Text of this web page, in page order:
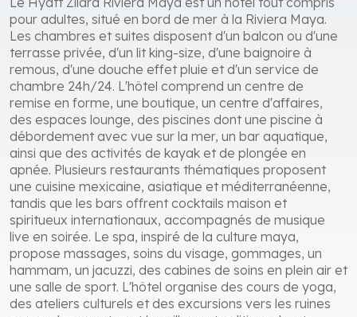
Le Hyatt Zilara Riviera Maya est un hôtel tout compris
pour adultes, situé en bord de mer à la Riviera Maya.
Les chambres et suites disposent d'un balcon ou d'une
terrasse privée, d'un lit king-size, d'une baignoire à
remous, d'une douche effet pluie et d'un service de
chambre 24h/24. L'hôtel comprend un centre de
remise en forme, une boutique, un centre d'affaires,
des espaces lounge, des piscines dont une piscine à
débordement avec vue sur la mer, un bar aquatique,
ainsi que des activités de kayak et de plongée en
apnée. Plusieurs restaurants thématiques proposent
une cuisine mexicaine, asiatique et méditerranéenne,
tandis que les bars offrent cocktails maison et
spiritueux internationaux, accompagnés de musique
live en soirée. Le spa, inspiré de la culture maya,
propose massages, soins du visage, gommages, un
hammam, un jacuzzi, des cabines de soins en plein air et
une salle de sport. L'hôtel organise des cours de yoga,
des ateliers culturels et des excursions vers les ruines